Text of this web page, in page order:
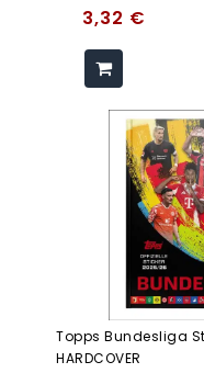
3,32 €
Topps Bundesliga
HARDCOVER